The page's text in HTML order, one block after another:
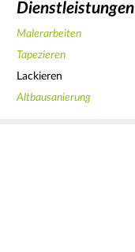
Dienstleistungen
Malerarbeiten
Tapezieren
Lackieren
Altbausanierung